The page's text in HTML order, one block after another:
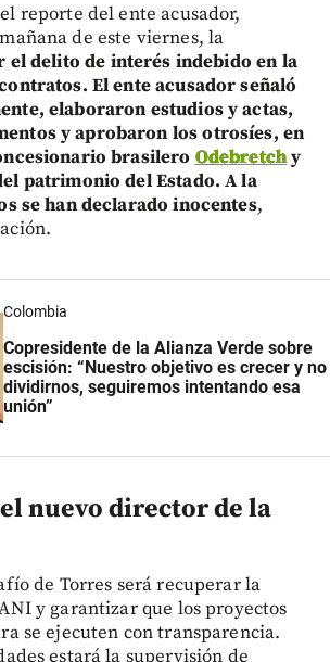
reporte del ente acusador,
de este viernes, la
el delito de interés indebido en la
El ente acusador señaló
elaboraron estudios y actas,
y aprobaron los otrosíes, en
brasilero Odebretchy
patrimonio del Estado. A la
se han declarado inocentes,
Colombia
Copresidente de la Alianza Verde sobre
escisión: “Nuestro objetivo es crecer y no
dividirnos, seguiremos intentando esa
unión”
nuevo director de la
de Torres será recuperar la
y garantizar que los proyectos
se ejecuten con transparencia.
estará la supervisión de